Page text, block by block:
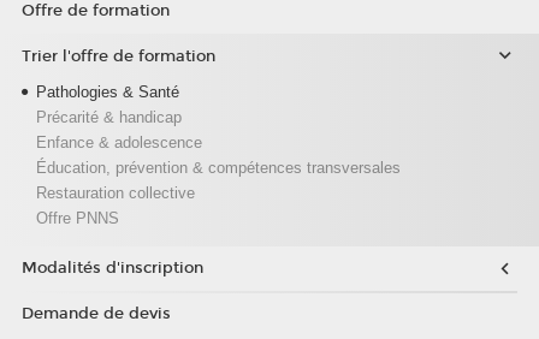
Offre de formation
Trier l'offre de formation
Pathologies & Santé
Précarité & handicap
Enfance & adolescence
Éducation, prévention & compétences transversales
Restauration collective
Offre PNNS
Modalités d'inscription
Demande de devis